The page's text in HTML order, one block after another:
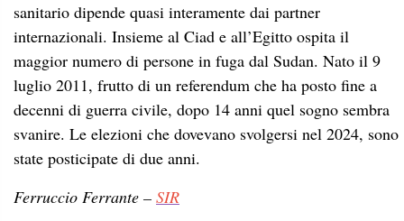
sanitario dipende quasi interamente dai partner
internazionali. Insieme al Ciad e all’Egitto ospita il
maggior numero di persone in fuga dal Sudan. Nato il 9
luglio 2011, frutto di un referendum che ha posto fine a
decenni di guerra civile, dopo 14 anni quel sogno sembra
svanire. Le elezioni che dovevano svolgersi nel 2024, sono
state posticipate di due anni.
Ferruccio Ferrante – SIR